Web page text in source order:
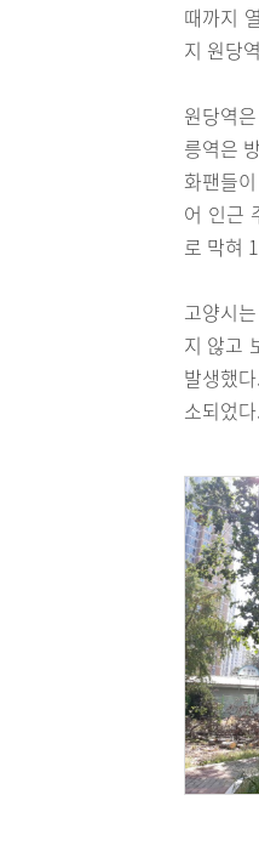
때까지
지 원당
원당역
릉역은
화팬들
어 인근
로 막혀
고양시
지 않고
발생했
소되었